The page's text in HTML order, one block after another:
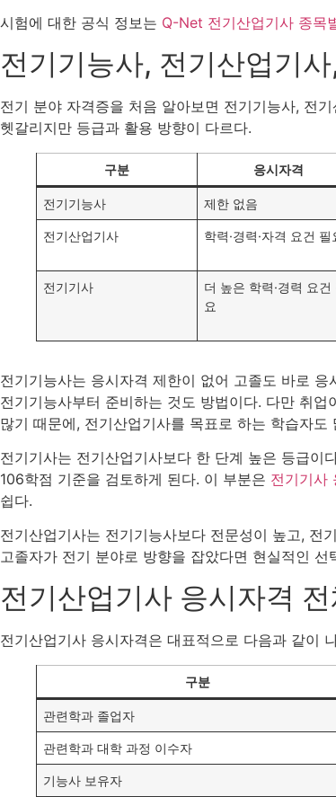
시험에 대한 공식 정보는 Q-Net 전기산업기사 종목
전기기능사, 전기산업기
전기 분야 자격증을 처음 알아보면 전기기능사, 전
헷갈리지만 등급과 활용 방향이 다르다.
구분 응시자격
전기기능사 제한 없음
전기산업기사 학력·경력·자격 요건 필
전기기사
더 높은 학력·경력 요건
요
전기기능사는 응시자격 제한이 없어 고졸도 바로
전기기능사부터 준비하는 것도 방법이다. 다만 취
많기 때문에, 전기산업기사를 목표로 하는 학습자도
전기기사는 전기산업기사보다 한 단계 높은 등급이
106학점 기준을 검토하게 된다. 이 부분은 전기기사
쉽다.
전기산업기사는 전기기능사보다 전문성이 높고, 전
고졸자가 전기 분야로 방향을 잡았다면 현실적인 선
전기산업기사 응시자격 전
전기산업기사 응시자격은 대표적으로 다음과 같이
구분
관련학과 졸업자
관련학과 대학 과정 이수자
기능사 보유자